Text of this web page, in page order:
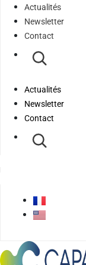
Actualités
Newsletter
Contact
Actualités
Newsletter
Contact